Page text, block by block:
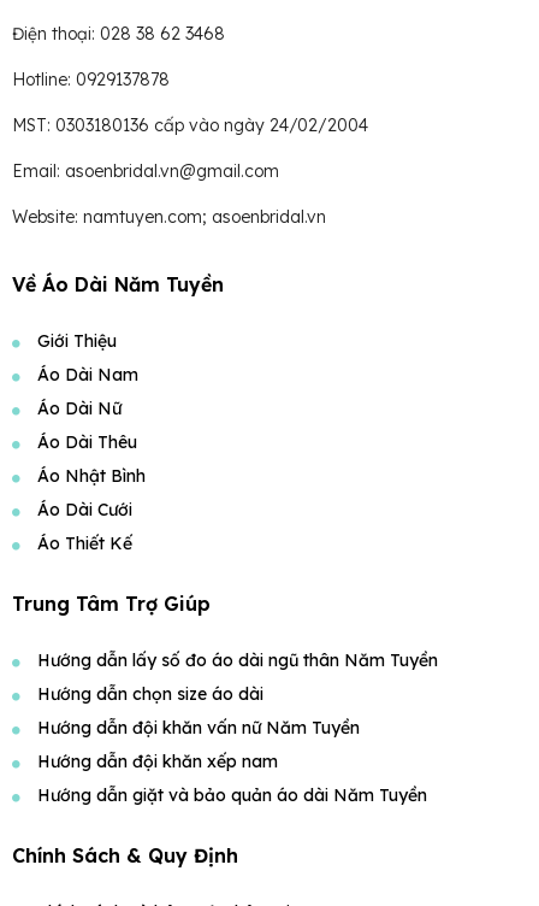
Điện thoại: 028 38 62 3468
Hotline: 0929137878
MST: 0303180136 cấp vào ngày 24/02/2004
Email: asoenbridal.vn@gmail.com
Website: namtuyen.com; asoenbridal.vn
Về Áo Dài Năm Tuyền
Giới Thiệu
Áo Dài Nam
Áo Dài Nữ
Áo Dài Thêu
Áo Nhật Bình
Áo Dài Cưới
Áo Thiết Kế
Trung Tâm Trợ Giúp
Hướng dẫn lấy số đo áo dài ngũ thân Năm Tuyền
Hướng dẫn chọn size áo dài
Hướng dẫn đội khăn vấn nữ Năm Tuyền
Hướng dẫn đội khăn xếp nam
Hướng dẫn giặt và bảo quản áo dài Năm Tuyền
Chính Sách & Quy Định